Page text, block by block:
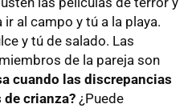
al campo y tú a la playa.
y tú de salado. Las
de la pareja son
cuando las discrepancias
crianza? ¿Puede